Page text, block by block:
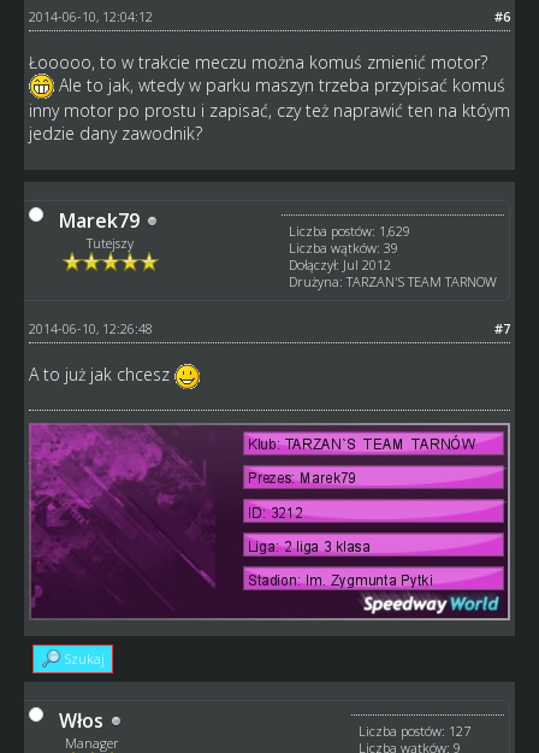
#6
2014-06-10, 12:04:12
Łooooo, to w trakcie meczu można komuś zmienić motor?
Ale to jak, wtedy w parku maszyn trzeba przypisać komuś
inny motor po prostu i zapisać, czy też naprawić ten na któym
jedzie dany zawodnik?
Marek79
Tutejszy
Liczba postów: 1,629
Liczba wątków: 39
Dołączył: Jul 2012
Drużyna: TARZAN'S TEAM TARNOW
#7
2014-06-10, 12:26:48
A to już jak chcesz
Szukaj
Włos
Manager
Liczba postów: 127
Liczba wątków: 9